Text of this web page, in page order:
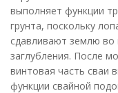
выполняет функции
грунта, поскольку
сдавливают землю во
заглубления. После
винтовая часть сваи
функции свайной